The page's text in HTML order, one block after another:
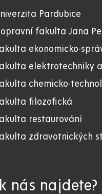
Pardubice
fakulta Jana
ekonomicko-
elektrotechniky
chemicko-
filozofická
restaurování
zdravotnických
nás najdete?